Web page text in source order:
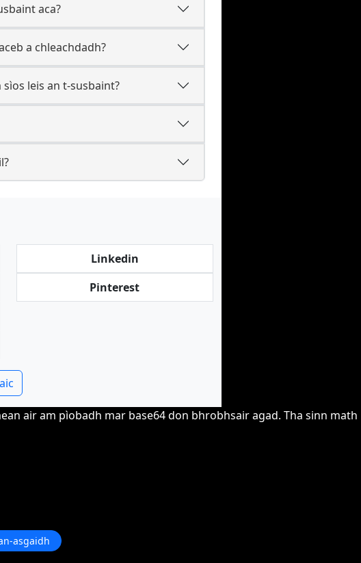
aca?
a chleachdadh?
leis an t-susbaint?
Linkedin
Pinterest
air am pìobadh mar base64 don bhrobhsair agad. Tha sinn math
asgaidh